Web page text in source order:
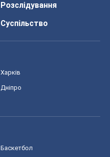
Розслідування
Суспільство
Харків
Дніпро
Баскетбол